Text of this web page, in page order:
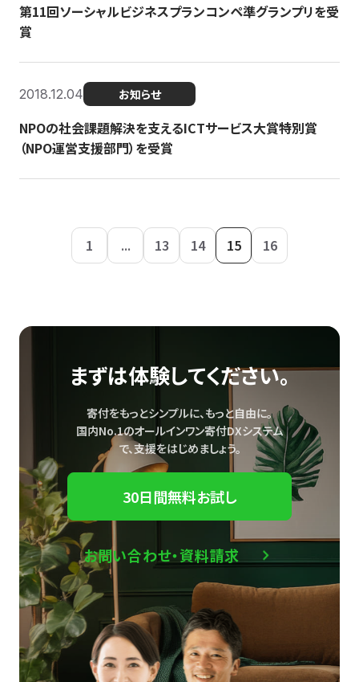
第11回ソーシャルビジネスプランコンペ準グランプリを受
賞
2018.12.04 お知らせ
NPOの社会課題解決を支えるICTサービス大賞特別賞
（NPO運営支援部門）を受賞
1 ... 13 14 15 16
まずは体験してください。
寄付をもっとシンプルに、もっと自由に。
国内No.1のオールインワン寄付DXシステム
で、支援をはじめましょう。
30日間無料お試し
お問い合わせ・資料請求